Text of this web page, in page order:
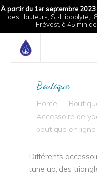
À partir du 1er septembre 2023
des Hauteurs, St-Hippolyte,
Prévost, à 45 min
Boutique
Home -
Accessoire de
boutique en ligne
Différents
tune up, des